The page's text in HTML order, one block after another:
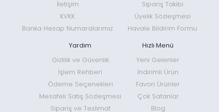
İletişim
KVKK
Banka Hesap Numaralarımız
Sipariş Takibi
Üyelik Sözleşmesi
Havale Bildirim Formu
Yardım
Gizlilik ve Güvenlik
İşlem Rehberi
Ödeme Seçenekleri
Mesafeli Satış Sözleşmesi
Sipariş ve Teslimat
Hızlı Menü
Yeni Gelenler
İndirimli Ürün
Favori Ürünler
Çok Satanlar
Blog